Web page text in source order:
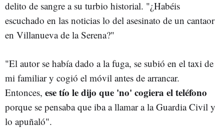
delito de sangre a su turbio historial. "¿Habéis
escuchado en las noticias lo del asesinato de un cantaor
en Villanueva de la Serena?"
"El autor se había dado a la fuga, se subió en el taxi de
mi familiar y cogió el móvil antes de arrancar.
Entonces, ese tío le dijo que 'no' cogiera el teléfono
porque se pensaba que iba a llamar a la Guardia Civil y
lo apuñaló".